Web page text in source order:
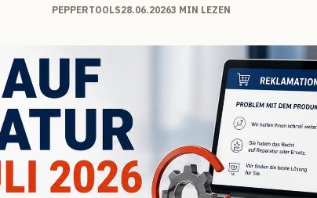
PEPPERTOOLS28.06.20263 MIN LEZEN